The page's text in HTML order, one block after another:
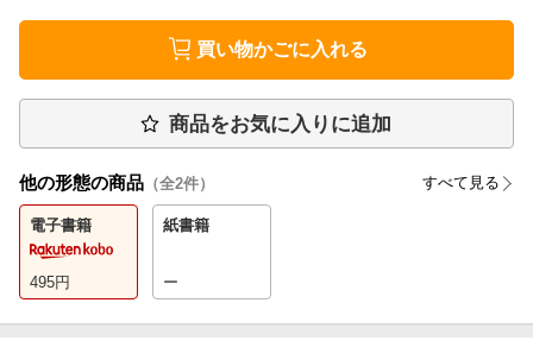
買い物かごに入れる
商品をお気に入りに追加
他の形態の商品 （全2件） すべて見る
電子書籍
495円
紙書籍
ー